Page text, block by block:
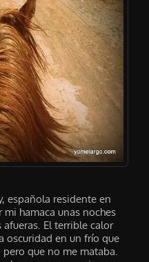
española residente en
hamaca unas noches
El terrible calor
oscuridad en un frío que
que no me mataba.